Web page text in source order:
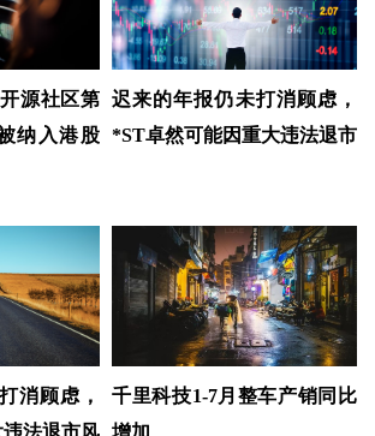
源社区第
纳入港股
迟来的年报仍未打消顾虑，
*ST卓然可能因重大违法退市
消顾虑，
法退市风
千里科技1-7月整车产销同比
增加